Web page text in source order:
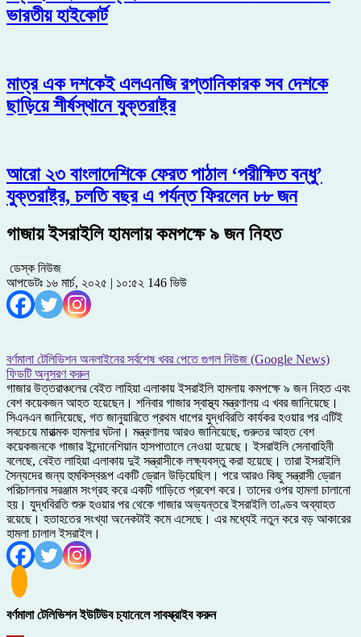
ভারতীয় হাইকোর্ট
মাত্র এক দশকেই এলএনজি রপ্তানিকারক সব দেশকে
ছাড়িয়ে শীর্ষস্থানে যুক্তরাষ্ট্র
আরো ২৩ বাংলাদেশিকে ফেরত পাঠাল ‘পরীক্ষিত বন্ধু’
যুক্তরাষ্ট্র, চলতি বছর এ পর্যন্ত ফিরলেন ৮৮ জন
গাজায় ইসরাইলি হামলায় কমপক্ষে ৯ জন নিহত
ডেস্ক নিউজ
আপডেটঃ ১৬ মার্চ, ২০২৫ | ১০:৫২ 146 ভিউ
বর্ণমালা টেলিভিশন অনলাইনের সর্বশেষ খবর পেতে গুগল নিউজ (Google News)
ফিডটি অনুসরণ করুন
গাজার উত্তরাঞ্চলের বেইত লাহিয়া এলাকায় ইসরাইলি হামলায় কমপক্ষে ৯ জন নিহত এবং
বেশ কয়েকজন আহত হয়েছেন। শনিবার গাজার স্বাস্থ্য মন্ত্রণালয় এ খবর জানিয়েছে।
সিএনএন জানিয়েছে, গত জানুয়ারিতে প্রথম ধাপের যুদ্ধবিরতি কার্যকর হওয়ার পর এটিই
সবচেয়ে মারাত্মক হামলার ঘটনা। মন্ত্রণালয় আরও জানিয়েছে, গুরুতর আহত বেশ
কয়েকজনকে গাজার ইন্দোনেশিয়ান হাসপাতালে নেওয়া হয়েছে। ইসরাইলি সেনাবাহিনী
বলেছে, বেইত লাহিয়া এলাকায় দুই সন্ত্রাসীকে লক্ষ্যবস্তু করা হয়েছে। তারা ইসরাইলি
সৈন্যদের জন্য হুমকিস্বরূপ একটি ড্রোন উড়িয়েছিল। পরে আরও কিছু সন্ত্রাসী ড্রোন
পরিচালনার সরঞ্জাম সংগ্রহ করে একটি গাড়িতে প্রবেশ করে। তাদের ওপর হামলা চালানো
হয়। যুদ্ধবিরতি শুরু হওয়ার পর থেকে গাজার অভ্যন্তরে ইসরাইলি তাণ্ডব অব্যাহত
রয়েছে। হতাহতের সংখ্যা অনেকটাই কমে এসেছে। এর মধ্যেই নতুন করে বড় আকারের
হামলা চালাল ইসরাইল।
বর্ণমালা টেলিভিশন ইউটিউব চ্যানেলে সাবস্ক্রাইব করুন